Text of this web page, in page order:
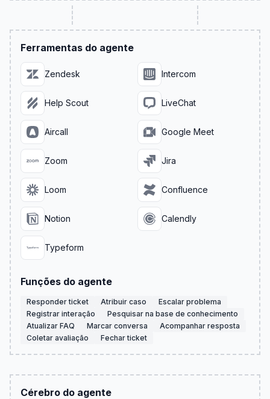
Ferramentas do agente
Zendesk Intercom
Help Scout LiveChat
Aircall Google Meet
Zoom Jira
Loom Confluence
Notion Calendly
Typeform
Funções do agente
Responder ticket Atribuir caso
Escalar problema
Registrar interação
Pesquisar na base de conhecimento
Atualizar FAQ
Marcar conversa
Acompanhar resposta
Coletar avaliação
Fechar ticket
Cérebro do agente